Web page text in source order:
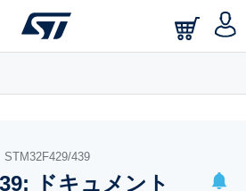
saved searches.
STM32F429/439
ドキュメント